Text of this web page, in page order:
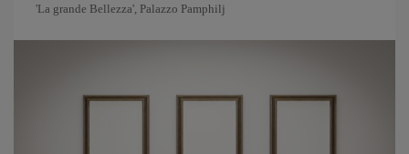
'La grande Bellezza', Palazzo Pamphilj